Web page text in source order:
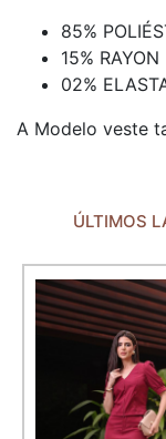
85%
15% RAYON
02%
A Modelo veste
ÚLTIMOS